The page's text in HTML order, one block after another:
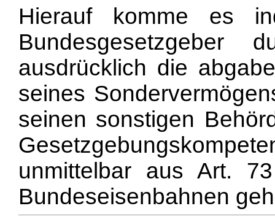
Hierauf komme es
Bundesgesetzgeber
ausdrücklich die
seines
seinen sonstigen
unmittelbar aus Art.
Bundeseisenbahnen